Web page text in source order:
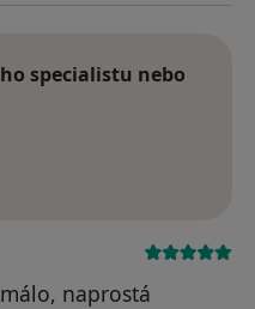
specialistu nebo
naprostá